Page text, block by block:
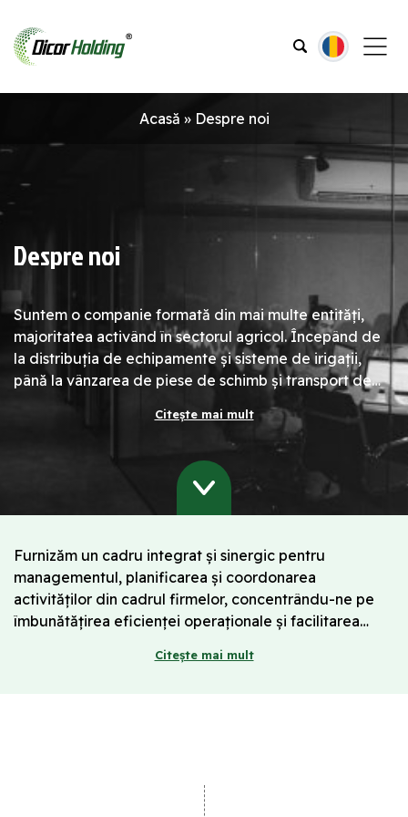
Acasă » Despre noi
Despre noi
Suntem o companie formată din mai multe entități,
majoritatea activând în sectorul agricol. Începând de
la distribuția de echipamente și sisteme de irigații,
până la vânzarea de piese de schimb și transport de
marfă, ne dorim să fim prima alegere a tuturor
fermierilor din România.
Citește mai mult
Furnizăm un cadru integrat și sinergic pentru
managementul, planificarea și coordonarea
activităților din cadrul firmelor, concentrându-ne pe
îmbunătățirea eficienței operaționale și facilitarea
companiei. Prin intermediul acestei abordări, urmărim
entitățile din grup, cu scopul de a le îmbunătăți
Citește mai mult